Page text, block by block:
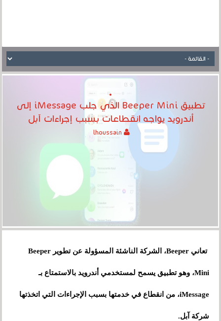
تطبيق Beeper Mini الذي جلب iMessage إلى
أندرويد يواجه انقطاعات بسبب إجراءات آبل
تعاني Beeper، الشركة الناشئة المسؤولة عن تطوير Beeper
Mini، وهو تطبيق يسمح لمستخدمي أندرويد بالاستمتاع بـ
iMessage، من انقطاع في خدمتها بسبب الإجراءات التي اتخذتها
شركة آبل.